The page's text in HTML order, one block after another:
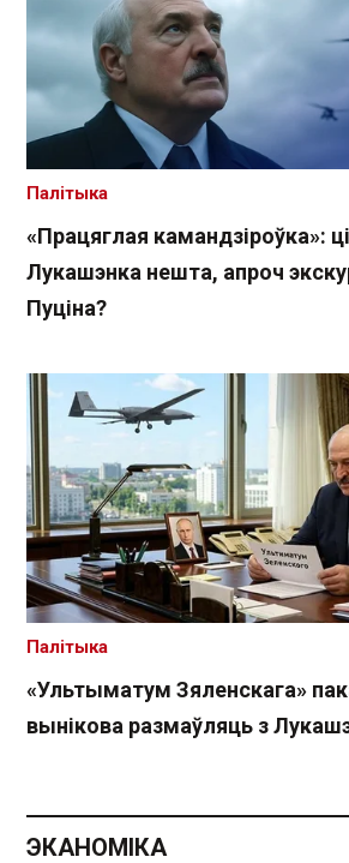
«Працяглая камандзіроўка»:
Лукашэнка нешта, апроч
Пуціна?
Палітыка
«Ультыматум Зяленскага»
вынікова размаўляць з
Палітыка
ЭКАНОМІКА